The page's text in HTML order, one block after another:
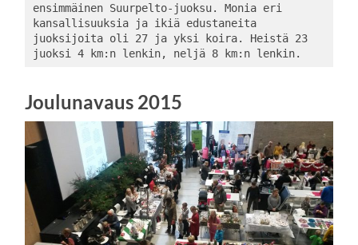
ensimmäinen Suurpelto-juoksu. Monia eri
kansallisuuksia ja ikiä edustaneita
juoksijoita oli 27 ja yksi koira. Heistä 23
juoksi 4 km:n lenkin, neljä 8 km:n lenkin.
Joulunavaus 2015